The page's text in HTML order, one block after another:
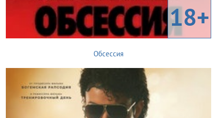
18+
Обсессия